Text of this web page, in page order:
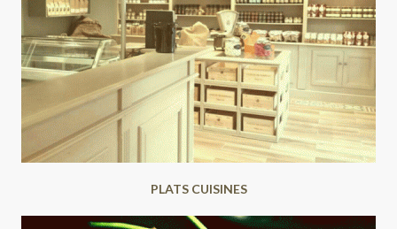
PLATS CUISINES